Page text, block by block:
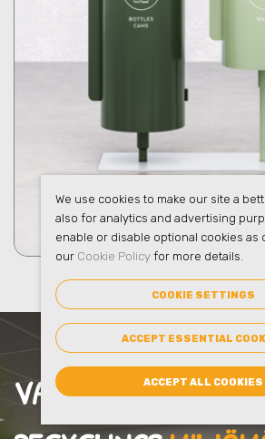
VARFÖR VÄLJA
We use cookies to make our site a
also for analytics and advertising
enable or disable optional cookies as
our Cookie Policyfor more details.
COOKIE SETTINGS
ACCEPT ESSENTIAL
ACCEPT ALL COOKIES